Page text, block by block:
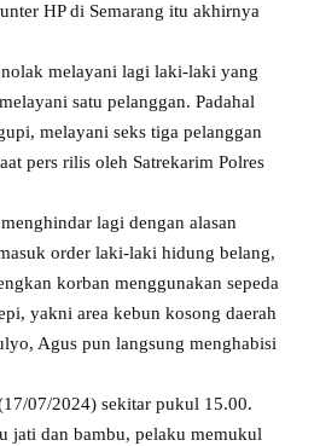
HP di Semarang itu akhirnya
melayani lagi laki-laki yang
satu pelanggan. Padahal
melayani seks tiga pelanggan
pers rilis oleh Satrekarim Polres
lagi dengan alasan
order laki-laki hidung belang,
korban menggunakan sepeda
yakni area kebun kosong daerah
Agus pun langsung menghabisi
07/2024) sekitar pukul 15.00.
jati dan bambu, pelaku memukul